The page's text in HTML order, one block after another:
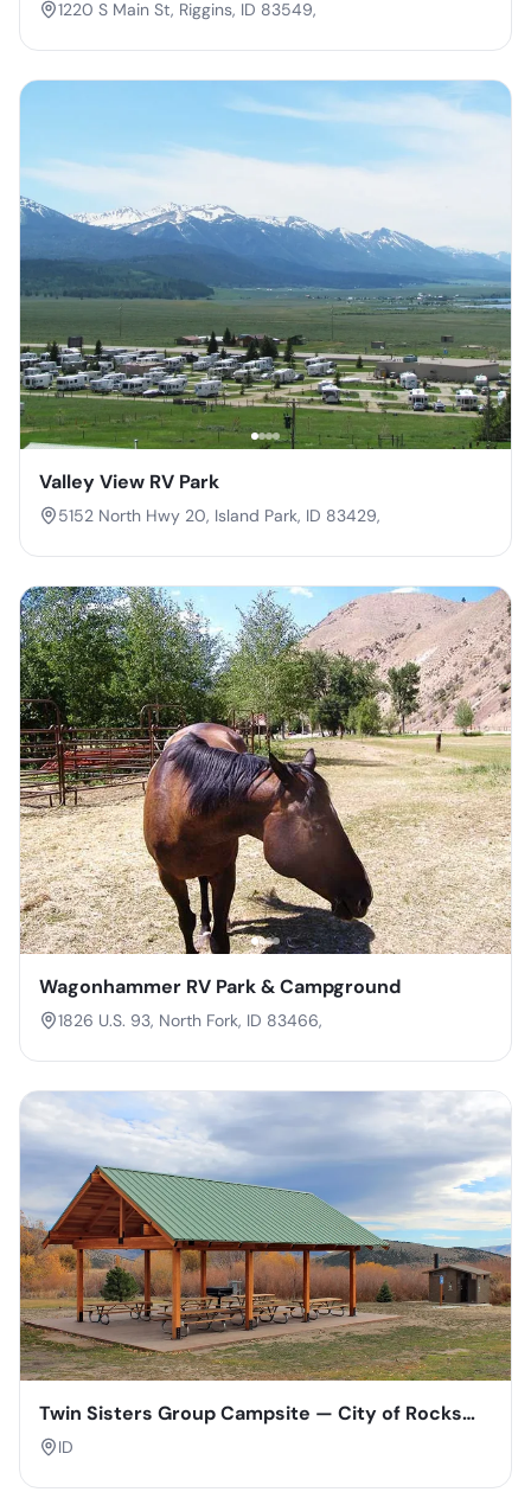
1220 S Main St, Riggins, ID 83549,
Valley View RV Park
5152 North Hwy 20, Island Park, ID 83429,
Wagonhammer RV Park & Campground
1826 U.S. 93, North Fork, ID 83466,
Twin Sisters Group Campsite — City of Rocks
National Reserve
ID